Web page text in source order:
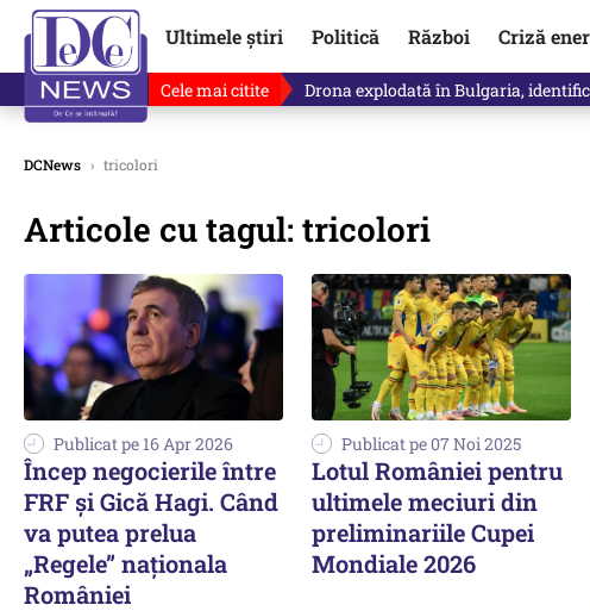
Ultimele știri Politică Război Criză
Cele mai citite Drona explodată în Bulgaria,
DCNews › tricolori
Articole cu tagul: tricolori
Publicat pe 16 Apr 2026
Încep negocierile între
FRF și Gică Hagi. Când
va putea prelua
„Regele” naționala
României
Publicat pe 07 Noi 2025
Lotul României pentru
ultimele meciuri din
preliminariile Cupei
Mondiale 2026